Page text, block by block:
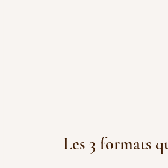
Les 3 formats